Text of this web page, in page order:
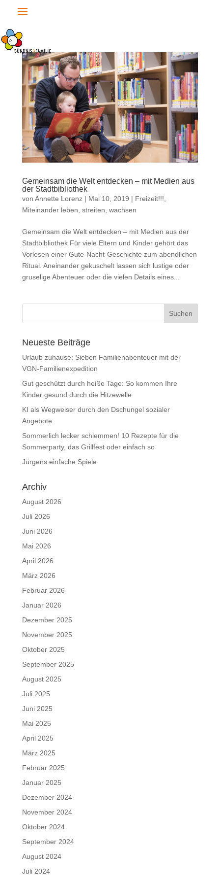
Gemeinsam die Welt entdecken – mit Medien aus
der Stadtbibliothek
von Annette Lorenz| Mai 10, 2019 | Freizeit!!!
Miteinander leben, streiten, wachsen
Gemeinsam die Welt entdecken – mit Medien aus der
Stadtbibliothek Für viele Eltern und Kinder gehört das
Vorlesen einer Gute-Nacht-Geschichte zum abendlichen
Ritual. Aneinander gekuschelt lassen sich lustige oder
gruselige Abenteuer oder die vielen Details eines...
Neueste Beiträge
Urlaub zuhause: Sieben Familienabenteuer mit der
VGN-Familienexpedition
Gut geschützt durch heiße Tage: So kommen Ihre
Kinder gesund durch die Hitzewelle
KI als Wegweiser durch den Dschungel sozialer
Angebote
Sommerlich lecker schlemmen! 10 Rezepte für die
Sommerparty, das Grillfest oder einfach so
Jürgens einfache Spiele
Archiv
August 2026
Juli 2026
Juni 2026
Mai 2026
April 2026
März 2026
Februar 2026
Januar 2026
Dezember 2025
November 2025
Oktober 2025
September 2025
August 2025
Juli 2025
Juni 2025
Mai 2025
April 2025
März 2025
Februar 2025
Januar 2025
Dezember 2024
November 2024
Oktober 2024
September 2024
August 2024
Juli 2024